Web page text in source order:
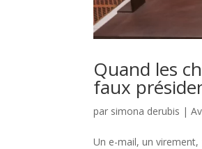
Quand les
faux
par simona derubis |
Un e-mail, un virement,